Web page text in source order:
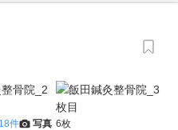
件 写真 6枚